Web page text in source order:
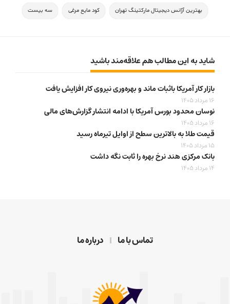
بهترین آژانس دیجیتال مارکتینگ تهران کود مایع مرغی سه بیست
شاید به این مطالب هم علاقه‌مند باشید
بازار کار آمریکا باثبات ماند و بهره‌وری نیروی کار افزایش یافت
16 مرداد 1405
نوسان محدود بورس آمریکا با ادامه انتشار گزارش‌های مالی
16 مرداد 1405
قیمت طلا به بالاترین سطح از اوایل تیرماه رسید
15 مرداد 1405
بانک مرکزی هند نرخ بهره را ثابت نگه داشت
14 مرداد 1405
تماس با ما درباره ما